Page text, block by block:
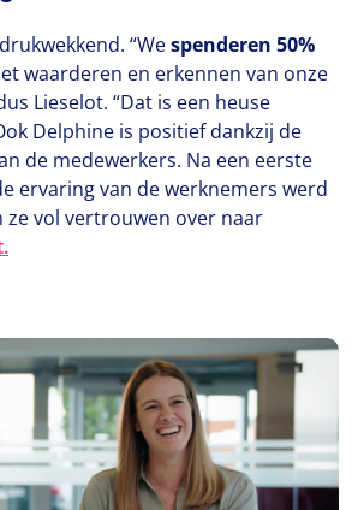
“Wespenderen 50%
waarderen en erkennen van onze
Lieselot. “Dat is een heuse
Delphine is positief dankzij de
de medewerkers. Na een eerste
ervaring van de werknemers werd
ze vol vertrouwen over naar